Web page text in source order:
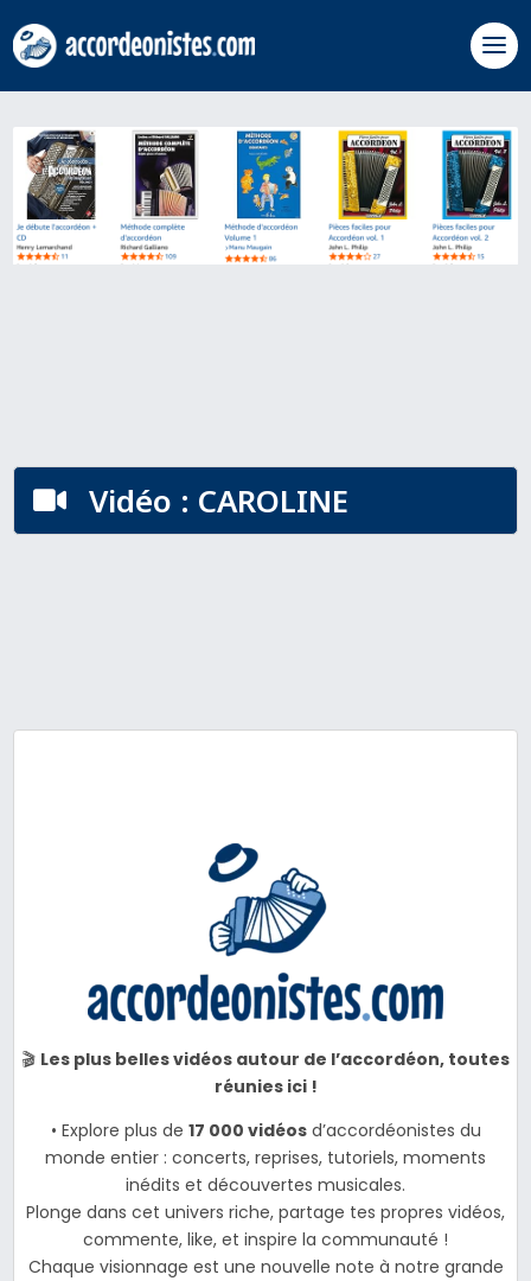
 Vidéo : CAROLINE
🎬 Les plus belles vidéos autour de l’accordéon, toutes
réunies ici !
• Explore plus de 17 000 vidéosd’accordéonistes du
monde entier : concerts, reprises, tutoriels, moments
inédits et découvertes musicales.
Plonge dans cet univers riche, partage tes propres vidéos,
commente, like, et inspire la communauté !
Chaque visionnage est une nouvelle note à notre grande